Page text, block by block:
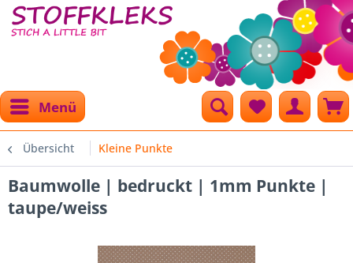
Menü
Übersicht Kleine Punkte
Baumwolle | bedruckt | 1mm Punkte |
taupe/weiss